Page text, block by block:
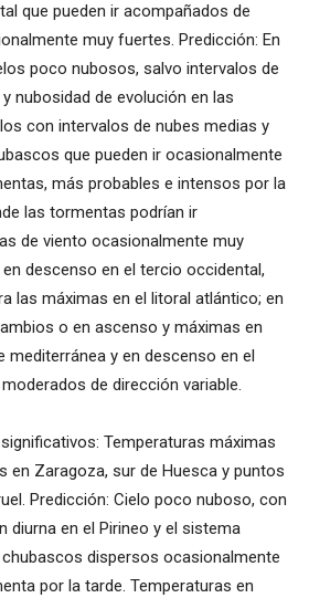
que pueden ir acompañados de
muy fuertes. Predicción: En
poco nubosos, salvo intervalos de
nubosidad de evolución en las
con intervalos de nubes medias y
que pueden ir ocasionalmente
más probables e intensos por la
las tormentas podrían ir
de viento ocasionalmente muy
descenso en el tercio occidental,
las máximas en el litoral atlántico; en
o en ascenso y máximas en
mediterránea y en descenso en el
de dirección variable.
Temperaturas máximas
en Zaragoza, sur de Huesca y puntos
Predicción: Cielo poco nuboso, con
diurna en el Pirineo y el sistema
chubascos dispersos ocasionalmente
por la tarde. Temperaturas en